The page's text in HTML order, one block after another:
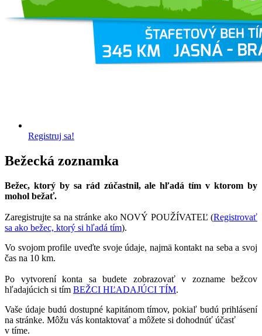
Registruj sa!
Bežecká zoznamka
Bežec, ktorý by sa rád zúčastnil, ale hľadá tím v ktorom by
mohol bežať.
Zaregistrujte sa na stránke ako NOVÝ POUŽÍVATEĽ (Registrovať
sa ako bežec, ktorý si hľadá tím).
Vo svojom profile uveďte svoje údaje, najmä kontakt na seba a svoj
čas na 10 km.
Po vytvorení konta sa budete zobrazovať v zozname bežcov
hľadajúcich si tím BEŽCI HĽADAJÚCI TÍM.
Vaše údaje budú dostupné kapitánom tímov, pokiaľ budú prihlásení
na stránke. Môžu vás kontaktovať a môžete si dohodnúť účasť
v tíme.